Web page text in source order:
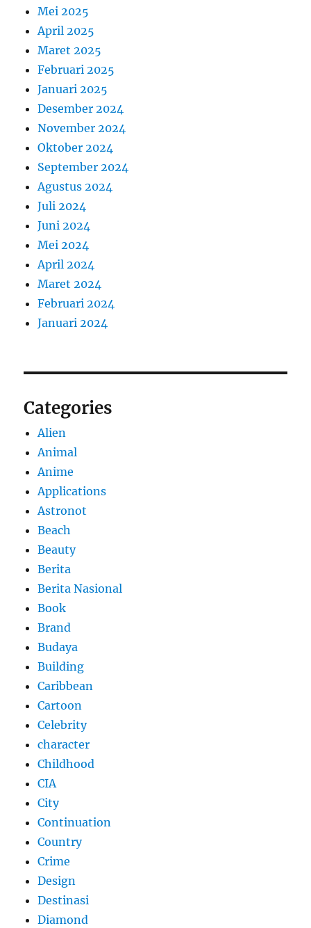
Mei 2025
April 2025
Maret 2025
Februari 2025
Januari 2025
Desember 2024
November 2024
Oktober 2024
September 2024
Agustus 2024
Juli 2024
Juni 2024
Mei 2024
April 2024
Maret 2024
Februari 2024
Januari 2024
Categories
Alien
Animal
Anime
Applications
Astronot
Beach
Beauty
Berita
Berita Nasional
Book
Brand
Budaya
Building
Caribbean
Cartoon
Celebrity
character
Childhood
CIA
City
Continuation
Country
Crime
Design
Destinasi
Diamond